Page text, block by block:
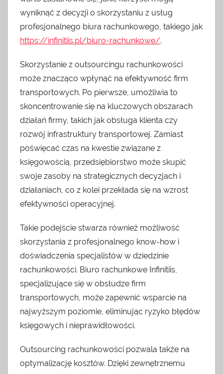
wyniknąć z decyzji o skorzystaniu z usług
profesjonalnego biura rachunkowego, takiego jak
https://infinitiis.pl/biuro-rachunkowe/.
Skorzystanie z outsourcingu rachunkowości
może znacząco wpłynąć na efektywność firm
transportowych. Po pierwsze, umożliwia to
skoncentrowanie się na kluczowych obszarach
działań firmy, takich jak obsługa klienta czy
rozwój infrastruktury transportowej. Zamiast
poświęcać czas na kwestie związane z
księgowością, przedsiębiorstwo może skupić
swoje zasoby na strategicznych decyzjach i
działaniach, co z kolei przekłada się na wzrost
efektywności operacyjnej.
Takie podejście stwarza również możliwość
skorzystania z profesjonalnego know-how i
doświadczenia specjalistów w dziedzinie
rachunkowości. Biuro rachunkowe Infinitiis,
specjalizujące się w obsłudze firm
transportowych, może zapewnić wsparcie na
najwyższym poziomie, eliminując ryzyko błędów
księgowych i nieprawidłowości.
Outsourcing rachunkowości pozwala także na
optymalizację kosztów. Dzięki zewnętrznemu